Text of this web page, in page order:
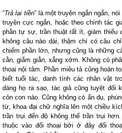
“Trả lại tiền” là một truyện ngắn ngắn,
truyện cực ngắn, hoặc theo chính tác
phần tự sự, trần thuật rất ít, giảm thiểu
không câu nào dài, thậm chí có câu
chiếm phần lớn, nhưng cũng là những
cằn, giắm giẳn, xẳng xớm. Không có
thoại nội tâm. Phần miêu tả cũng hoàn
biết tuổi tác, danh tính các nhân vật
dáng họ ra sao, tác giả cũng tuyệt đối
cỏn con nào. Cũng không có ẩn dụ,
từ, khoa đại chữ nghĩa lên một chiều
trần trụi đến độ không thể trần trụi
thuộc vào đối thoại bởi ở đây đối